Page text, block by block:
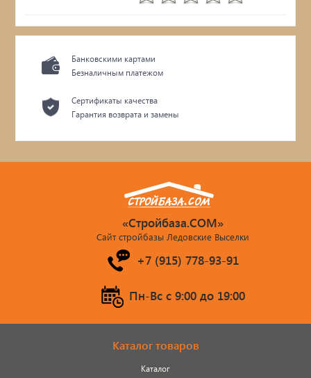
Банковскими картами
Безналичным платежом
Сертификаты качества
Гарантия возврата и замены
«Стройбаза.COM»
Сайт стройбазы Ледовские Выселки
+7 (915) 778-93-91
Пн-Вс c 9:00 до 19:00
Каталог товаров
Каталог